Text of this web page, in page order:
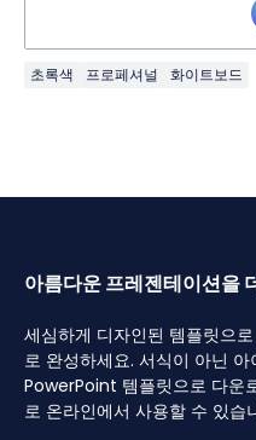
초록색 프로페셔널 화이트보드
아름다운 프레젠테이션을
세심하게 디자인된 템플릿으
로 완성하세요. 서식이 아닌
PowerPoint 템플릿으로 다운
로 온라인에서 사용할 수 있